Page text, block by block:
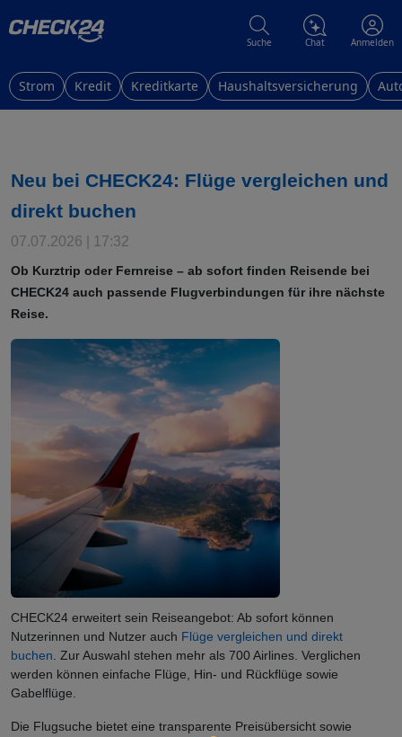
Suche Chat Anmelden
Strom Kredit Kreditkarte Haushaltsversicherung
Neu bei CHECK24: Flüge vergleichen und
direkt buchen
07.07.2026 | 17:32
Ob Kurztrip oder Fernreise – ab sofort finden Reisende bei
CHECK24 auch passende Flugverbindungen für ihre nächste
Reise.
CHECK24 erweitert sein Reiseangebot: Ab sofort können
Nutzerinnen und Nutzer auch Flüge vergleichen und direkt
buchen . Zur Auswahl stehen mehr als 700 Airlines. Verglichen
werden können einfache Flüge, Hin- und Rückflüge sowie
Gabelflüge.
Die Flugsuche bietet eine transparente Preisübersicht sowie